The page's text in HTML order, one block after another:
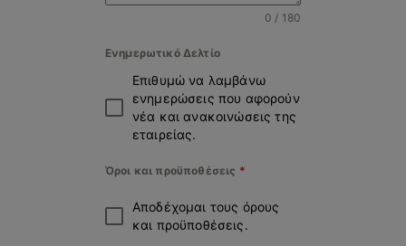
0 / 180
Ενημερωτικό Δελτίο
Επιθυμώ να λαμβάνω
ενημερώσεις που αφορούν
νέα και ανακοινώσεις της
εταιρείας.
Όροι και προϋποθέσεις *
Αποδέχομαι τους όρους
και προϋποθέσεις.